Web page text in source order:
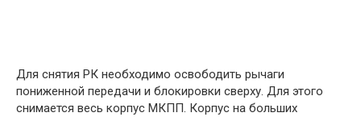
Для снятия РК необходимо освободить рычаги
пониженной передачи и блокировки сверху. Для этого
снимается весь корпус МКПП. Корпус на больших